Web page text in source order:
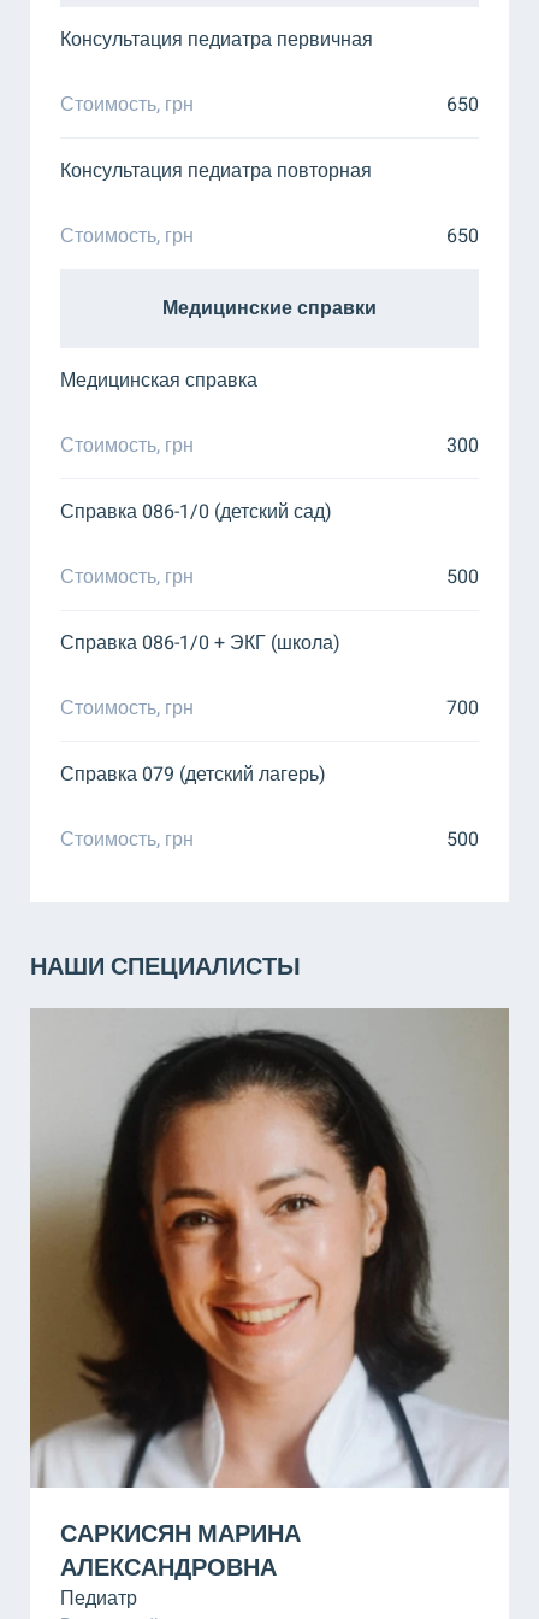
Консультация педиатра первичная
Стоимость, грн 650
Консультация педиатра повторная
Стоимость, грн 650
Медицинские справки
Медицинская справка
Стоимость, грн 300
Справка 086-1/0 (детский сад)
Стоимость, грн 500
Справка 086-1/0 + ЭКГ (школа)
Стоимость, грн 700
Справка 079 (детский лагерь)
Стоимость, грн 500
НАШИ СПЕЦИАЛИСТЫ
САРКИСЯН МАРИНА
АЛЕКСАНДРОВНА
Педиатр